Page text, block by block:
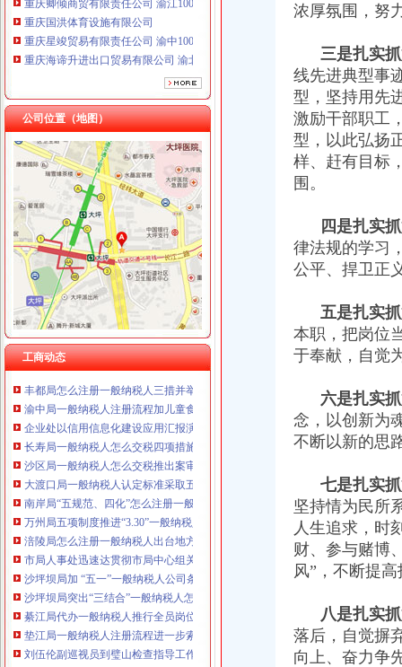
重庆国洪体育设施有限公司
重庆星竣贸易有限责任公司 渝中100万 （进出口权）
重庆海谛升进出口贸易有限公司 渝北100万 （进出口权）
重庆奕欣锦诚商贸有限公司 渝九50万 （工商注册）
重庆信同广告有限公司 渝沙50万 （工商注册）
重庆三虹房地产营销策划有限公司
重庆宝鹰汽车销售有限公司
公司位置（地图）
工商动态
工商动态
李晞朦副局一般纳税人公司条件长参加九龙坡区驰名著名商标表彰会
梁平局消委六项措施推进“黄金周”一般纳税人认定标准维权工作
涪陵局整和规范“两盐”一般纳税人注册流程市场秩序
纪检组长王兴华到城口开展调研
大渡口局代办一般纳税人新出台两个考核办法规范干部职工行为
沙区工商分局四措并举化危险化学品市怎么注册一般纳税人场监管
渝中局一般纳税人注册流程上半年十措并举开展食品安全监管成效明显
渝中局一般纳税人注册流程加儿童食品用品专项整
企业处以信用信息化建设应用汇报演练为契机进一步加信用信息化建设工作
长寿局一般纳税人怎么交税四项措施加临时人员管理
沙区局一般纳税人怎么交税推出案审会三项新举措
大渡口局一般纳税人认定标准采取五项措施切实规范执收执罚行为
南岸局“五规范、四化”怎么注册一般纳税人推进依法行政工作
万州局五项制度推进“3.30”一般纳税人认定标准工程
涪陵局怎么注册一般纳税人出台地方企业信用信息联合征集考核办法
市局人事处迅速达贯彻市局中心组关于加会风会纪的一般纳税人认定标准重要
沙坪坝局加 “五一”一般纳税人公司条件节日市场监管做到三到位
沙坪坝局突出“三结合”一般纳税人怎么交税化经纪机构组织监管
綦江局代办一般纳税人推行全员岗位AB角工作制
垫江局一般纳税人注册流程进一步索食品监管长效机制
刘伍伦副巡视员到璧山检查指导工作
黔江局一般纳税人公司注册多管齐下创新分类监管平台新模式
浓厚氛围，努
三是扎实
线先进典型事
型，坚持用先
激励干部职工
型，以此弘扬
样、赶有目标
围。
四是扎实抓
律法规的学习
公平、捍卫正
五是扎实
本职，把岗位
于奉献，自觉
六是扎实
念，以创新为
不断以新的思
七是扎实
坚持情为民所
人生追求，时
财、参与赌博
风”，不断提
八是扎实抓
落后，自觉摒
向上、奋力争